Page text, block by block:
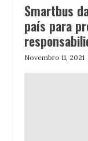
Smartbus
país para
Novembro 11, 2021